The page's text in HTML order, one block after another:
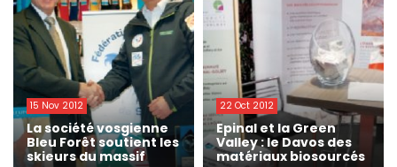
15 Nov 2012
La société vosgienne
Bleu Forêt soutient les
skieurs du massif
22 Oct 2012
Epinal et la Green
Valley : le Davos des
matériaux biosourcés